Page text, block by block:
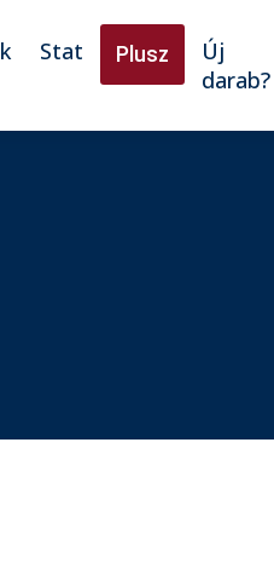
Stat Plusz
Új
darab?